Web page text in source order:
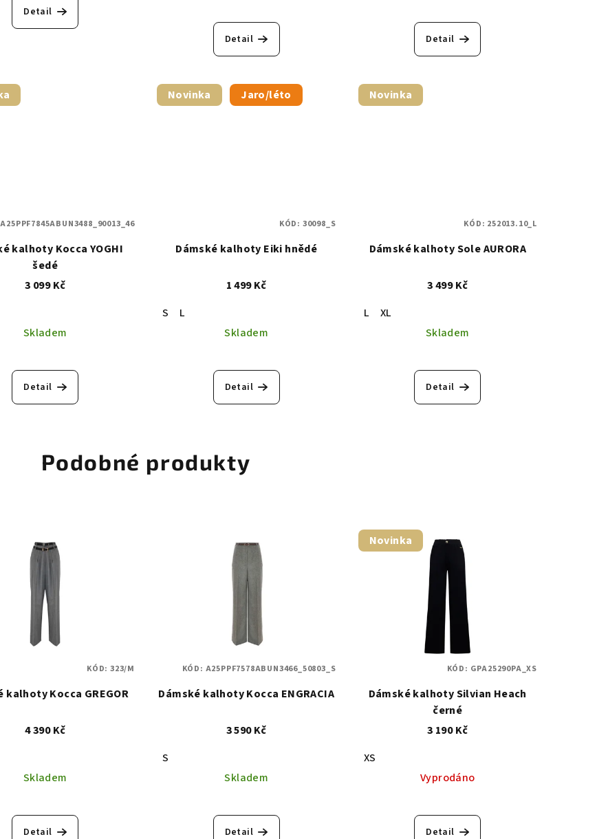
Detail
Detail Detail
kalhoty Kocca YOGHI
šedé
3 099 Kč
Skladem
Detail
A25PPF7845ABUN3488_90013_46
Novinka Jaro/léto
Dámské kalhoty Eiki hnědé
1 499 Kč
S
L
Skladem
Detail
KÓD: 30098_S
Novinka
Dámské kalhoty Sole AURORA
3 499 Kč
L
XL
Skladem
Detail
KÓD: 252013.10_L
Podobné produkty
kalhoty Kocca GREGOR
4 390 Kč
Skladem
Detail
KÓD: 323/M
Dámské kalhoty Kocca ENGRACIA
3 590 Kč
S
Skladem
Detail
KÓD: A25PPF7578ABUN3466_50803_S
Novinka
Dámské kalhoty Silvian Heach
černé
3 190 Kč
XS
Vyprodáno
Detail
KÓD: GPA25290PA_XS